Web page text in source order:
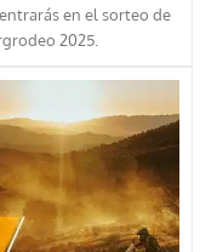
en el sorteo de
2025.